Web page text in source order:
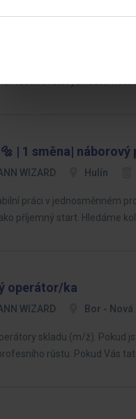
/m,ž/
Expert Recruitment
inovativní, lehké a
všech světových
| 1 směna| náborový
WIZARD Hulín
práci v jednosměnném
příjemný start. Hledáme
operátor/ka
WIZARD Bor -
skladu (m/ž). Pokud
růstu. Pokud Vás